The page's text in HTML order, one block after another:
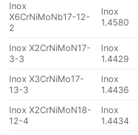
Inox
X6CrNiMoNb17-12-
2
Inox
1.4580
Inox X2CrNiMoN17-
3-3
Inox
1.4429
Inox X3CrNiMo17-
13-3
Inox
1.4436
Inox X2CrNiMoN18-
12-4
Inox
1.4434